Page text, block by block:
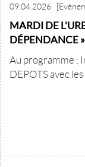
09.04.2026
MARDI DE
DÉPENDANCE »
Au programme :
DEPOTS avec